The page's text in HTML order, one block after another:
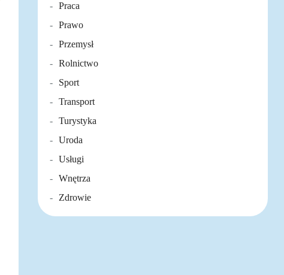
Praca
Prawo
Przemysł
Rolnictwo
Sport
Transport
Turystyka
Uroda
Usługi
Wnętrza
Zdrowie